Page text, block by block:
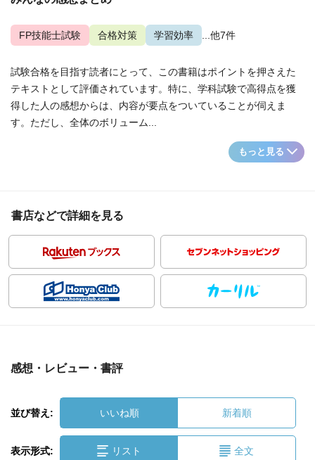
FP技能士試験 合格対策 学習効率 ...他7件
試験合格を目指す読者にとって、この書籍はポイントを押さえた
テキストとして評価されています。特に、学科試験で高得点を獲
得した人の感想からは、内容が要点をついていることが伺えま
す。ただし、全体のボリューム...
もっと見る
書店などで詳細を見る
感想・レビュー・書評
並び替え: いいね順 新着順
表示形式: リスト 全文